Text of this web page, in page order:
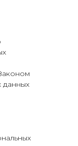
данных